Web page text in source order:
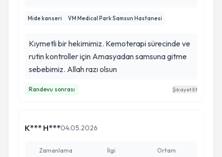
Mide kanseri VM Medical Park Samsun Hastanesi
Kıymetli bir hekimimiz. Kemoterapi sürecinde ve
rutin kontroller için Amasyadan samsuna gitme
sebebimiz. Allah razı olsun
Randevu sonrası Şikayet Et
K*** H***04.05.2026
Zamanlama İlgi Ortam